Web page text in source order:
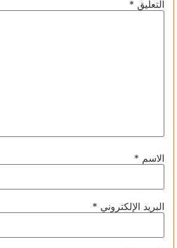
التعليق *
الاسم *
البريد الإلكتروني *